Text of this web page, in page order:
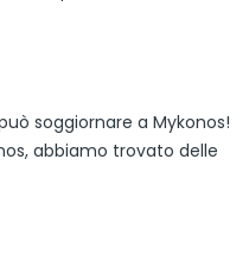
soggiornare a Mykonos!
abbiamo trovato delle